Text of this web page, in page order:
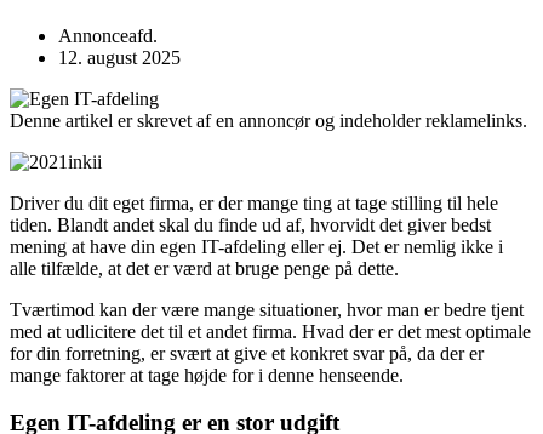
Annonceafd.
12. august 2025
Denne artikel er skrevet af en annoncør og indeholder reklamelinks.
Driver du dit eget firma, er der mange ting at tage stilling til hele
tiden. Blandt andet skal du finde ud af, hvorvidt det giver bedst
mening at have din egen IT-afdeling eller ej. Det er nemlig ikke i
alle tilfælde, at det er værd at bruge penge på dette.
Tværtimod kan der være mange situationer, hvor man er bedre tjent
med at udlicitere det til et andet firma. Hvad der er det mest optimale
for din forretning, er svært at give et konkret svar på, da der er
mange faktorer at tage højde for i denne henseende.
Egen IT-afdeling er en stor udgift